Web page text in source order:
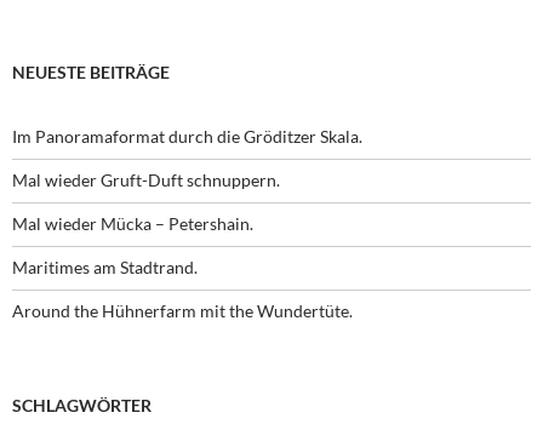
NEUESTE BEITRÄGE
Im Panoramaformat durch die Gröditzer Skala.
Mal wieder Gruft-Duft schnuppern.
Mal wieder Mücka – Petershain.
Maritimes am Stadtrand.
Around the Hühnerfarm mit the Wundertüte.
SCHLAGWÖRTER